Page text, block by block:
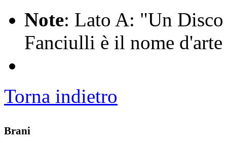
Note: Lato A: "Un Disco
Fanciulli è il nome
Torna indietro
Brani